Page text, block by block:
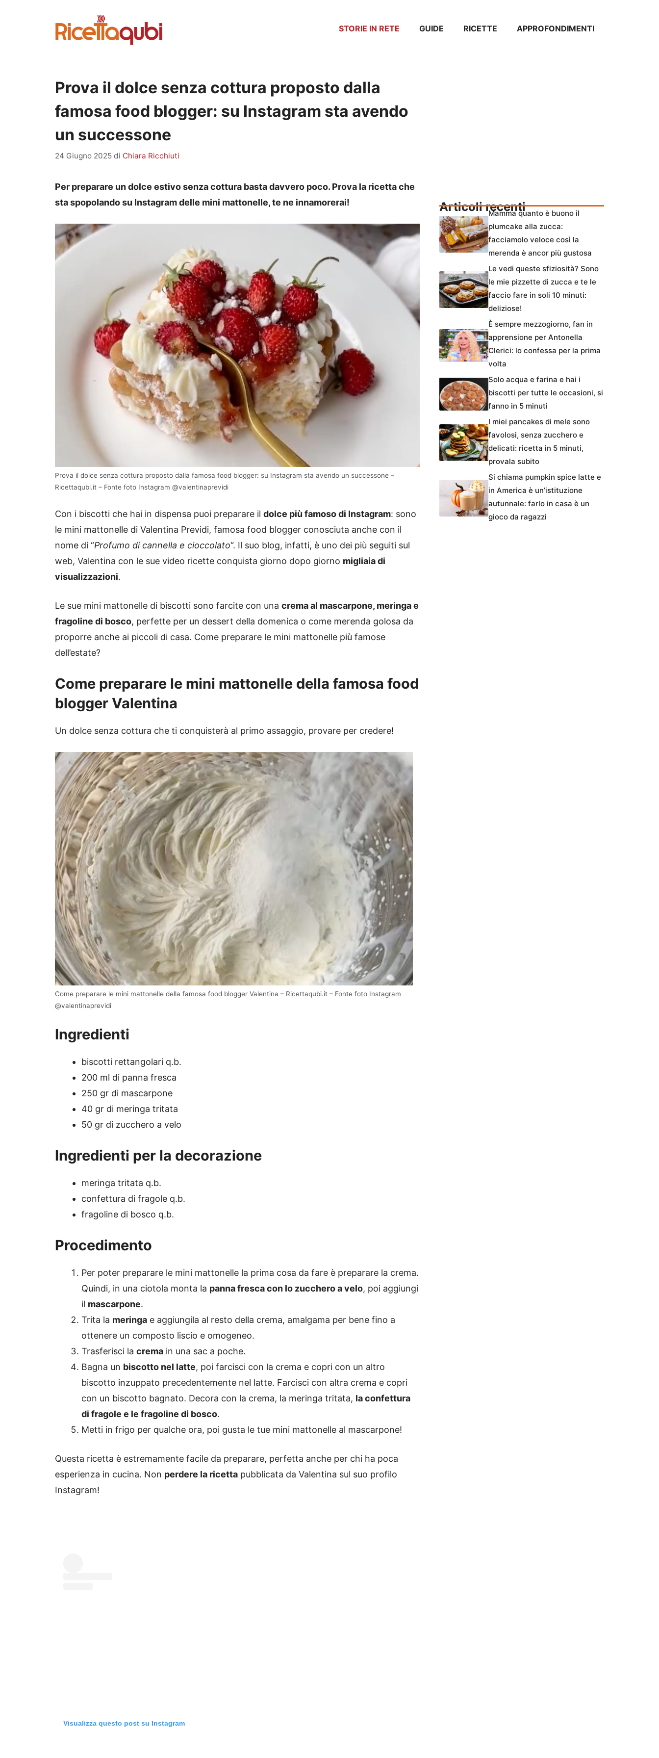
STORIE IN RETE GUIDE RICETTE APPROFONDIMENTI
Prova il dolce senza cottura proposto dalla
famosa food blogger: su Instagram sta avendo
un successone
24 Giugno 2025 di Chiara Ricchiuti
Per preparare un dolce estivo senza cottura basta davvero poco. Prova la ricetta che
sta spopolando su Instagram delle mini mattonelle, te ne innamorerai!
Prova il dolce senza cottura proposto dalla famosa food blogger: su Instagram sta avendo un successone –
Ricettaqubi.it – Fonte foto Instagram @valentinaprevidi
Con i biscotti che hai in dispensa puoi preparare il dolce più famoso di Instagram: sono
le mini mattonelle di Valentina Previdi, famosa food blogger conosciuta anche con il
nome di “Profumo di cannella e cioccolato“. Il suo blog, infatti, è uno dei più seguiti sul
web, Valentina con le sue video ricette conquista giorno dopo giorno migliaia di
visualizzazioni.
Le sue mini mattonelle di biscotti sono farcite con una crema al mascarpone, meringa e
fragoline di bosco, perfette per un dessert della domenica o come merenda golosa da
proporre anche ai piccoli di casa. Come preparare le mini mattonelle più famose
dell’estate?
Come preparare le mini mattonelle della famosa food
blogger Valentina
Un dolce senza cottura che ti conquisterà al primo assaggio, provare per credere!
Come preparare le mini mattonelle della famosa food blogger Valentina – Ricettaqubi.it – Fonte foto Instagram
@valentinaprevidi
Ingredienti
biscotti rettangolari q.b.
200 ml di panna fresca
250 gr di mascarpone
40 gr di meringa tritata
50 gr di zucchero a velo
Ingredienti per la decorazione
meringa tritata q.b.
confettura di fragole q.b.
fragoline di bosco q.b.
Procedimento
Per poter preparare le mini mattonelle la prima cosa da fare è preparare la crema.
Quindi, in una ciotola monta la panna fresca con lo zucchero a velo, poi aggiungi
il mascarpone.
Trita la meringa e aggiungila al resto della crema, amalgama per bene fino a
ottenere un composto liscio e omogeneo.
Trasferisci la crema in una sac a poche.
Bagna un biscotto nel latte, poi farcisci con la crema e copri con un altro
biscotto inzuppato precedentemente nel latte. Farcisci con altra crema e copri
con un biscotto bagnato. Decora con la crema, la meringa tritata, la confettura
di fragole e le fragoline di bosco.
Metti in frigo per qualche ora, poi gusta le tue mini mattonelle al mascarpone!
Questa ricetta è estremamente facile da preparare, perfetta anche per chi ha poca
esperienza in cucina. Non perdere la ricetta pubblicata da Valentina sul suo profilo
Instagram!
Visualizza questo post su Instagram
Articoli recentiMamma quanto è buono il
plumcake alla zucca:
facciamolo veloce così la
merenda è ancor più gustosa
Le vedi queste sfiziosità? Sono
le mie pizzette di zucca e te le
faccio fare in soli 10 minuti:
deliziose!
È sempre mezzogiorno, fan in
apprensione per Antonella
Clerici: lo confessa per la prima
volta
Solo acqua e farina e hai i
biscotti per tutte le occasioni, si
fanno in 5 minuti
I miei pancakes di mele sono
favolosi, senza zucchero e
delicati: ricetta in 5 minuti,
provala subito
Si chiama pumpkin spice latte e
in America è un’istituzione
autunnale: farlo in casa è un
gioco da ragazzi